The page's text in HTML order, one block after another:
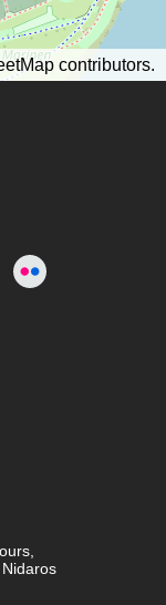
contributors.